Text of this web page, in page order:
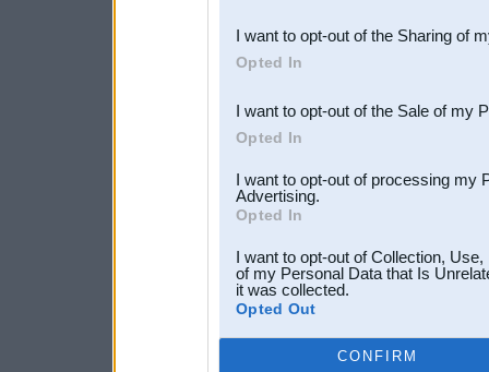
Downstream Participants
third parties.
I want to opt-out of the Sharing of
Opted In
I want to opt-out of the Sale of my
Opted In
I want to opt-out of processing my
Advertising.
Opted In
I want to opt-out of Collection,
of my Personal Data that Is
it was collected.
Opted Out
CONFIRM